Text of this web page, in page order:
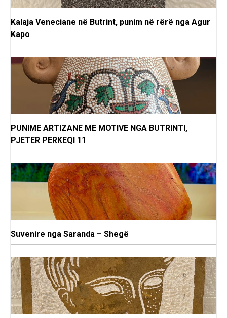
Kalaja Veneciane në Butrint, punim në rërë nga Agur
Kapo
PUNIME ARTIZANE ME MOTIVE NGA BUTRINTI,
PJETER PERKEQI 11
Suvenire nga Saranda – Shegë